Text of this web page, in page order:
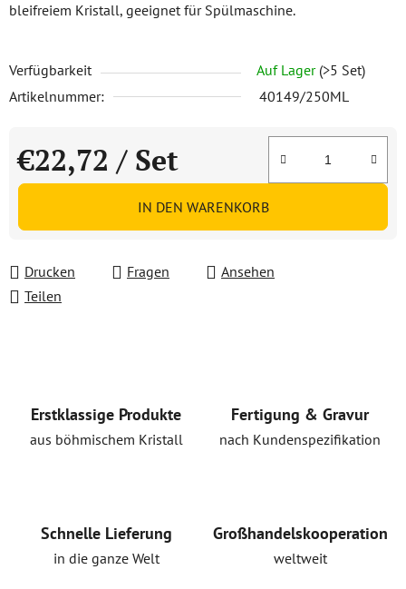
bleifreiem Kristall, geeignet für Spülmaschine.
Verfügbarkeit Auf Lager (>5 Set)
Artikelnummer:
40149/250ML
€22,72 / Set
Verkaufspreis:
IN DEN WARENKORB
Drucken Fragen
Ansehen
Teilen
Erstklassige Produkte
aus böhmischem Kristall
Fertigung & Gravur
nach Kundenspezifikation
Schnelle Lieferung
in die ganze Welt
Großhandelskooperation
weltweit